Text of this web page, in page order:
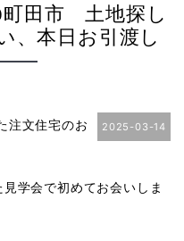
町田市 土地探し
、本日お引渡し
2025-03-14
注文住宅のお
学会で初めてお会いしま